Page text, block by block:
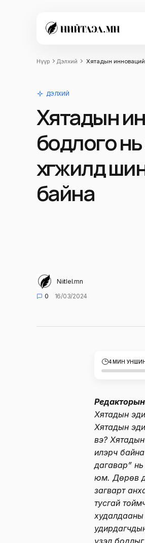
Нүүр Дэлхий Хятадын
ДЭЛХИЙ
Хятадын
бодлого
хөгжилд
байна
Niitlel.mn
0
16/03/2024
4 МИН
Хятадын
Хятадын
вэ?
илэрч
дагавар”
юм. Дөрөв
загварт
тусгай
худалдааны